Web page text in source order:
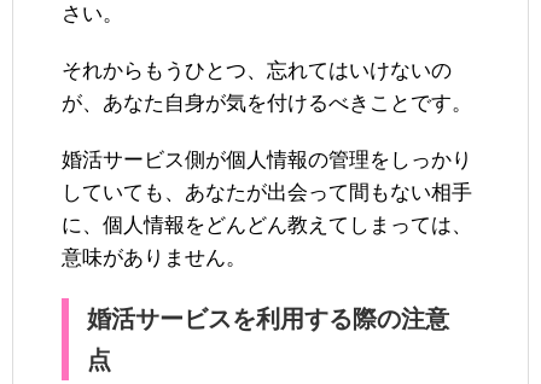
さい。
それからもうひとつ、忘れてはいけないの
が、あなた自身が気を付けるべきことです。
婚活サービス側が個人情報の管理をしっかり
していても、あなたが出会って間もない相手
に、個人情報をどんどん教えてしまっては、
意味がありません。
婚活サービスを利用する際の注意
点